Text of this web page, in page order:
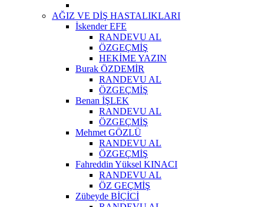
AĞIZ VE DİŞ HASTALIKLARI
İskender EFE
RANDEVU AL
ÖZGEÇMİŞ
HEKİME YAZIN
Burak ÖZDEMİR
RANDEVU AL
ÖZGEÇMİŞ
Benan İŞLEK
RANDEVU AL
ÖZGEÇMİŞ
Mehmet GÖZLÜ
RANDEVU AL
ÖZGEÇMİŞ
Fahreddin Yüksel KINACI
RANDEVU AL
ÖZ GEÇMİŞ
Zübeyde BİÇİCİ